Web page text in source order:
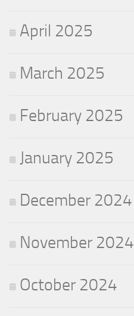
April 2025
March 2025
February 2025
January 2025
December 2024
November 2024
October 2024